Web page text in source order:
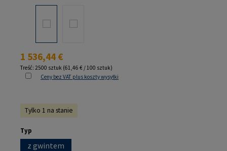
Cena regularna:
1 536,44 €
Treść: 2500 sztuk (61,46 € / 100 sztuk)
Ceny bez VAT plus koszty wysyłki
Tylko 1 na stanie
Wybierz
Typ
z gwintem